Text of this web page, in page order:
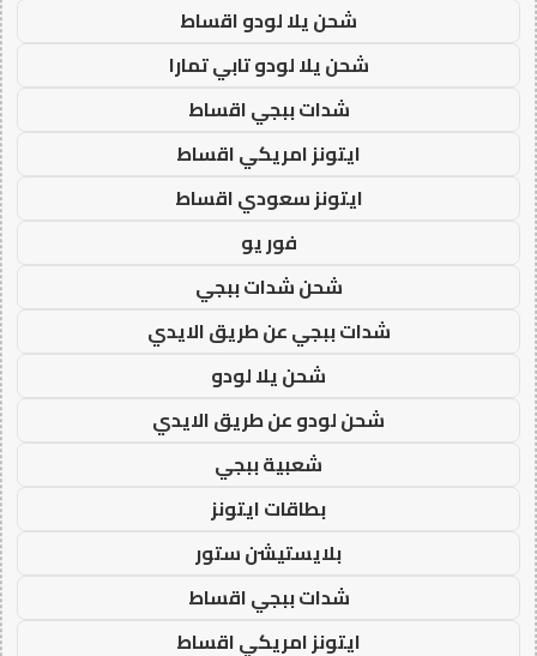
شحن يلا لودو اقساط
شحن يلا لودو تابي تمارا
شدات ببجي اقساط
ايتونز امريكي اقساط
ايتونز سعودي اقساط
فور يو
شحن شدات ببجي
شدات ببجي عن طريق الايدي
شحن يلا لودو
شحن لودو عن طريق الايدي
شعبية ببجي
بطاقات ايتونز
بلايستيشن ستور
شدات ببجي اقساط
ايتونز امريكي اقساط